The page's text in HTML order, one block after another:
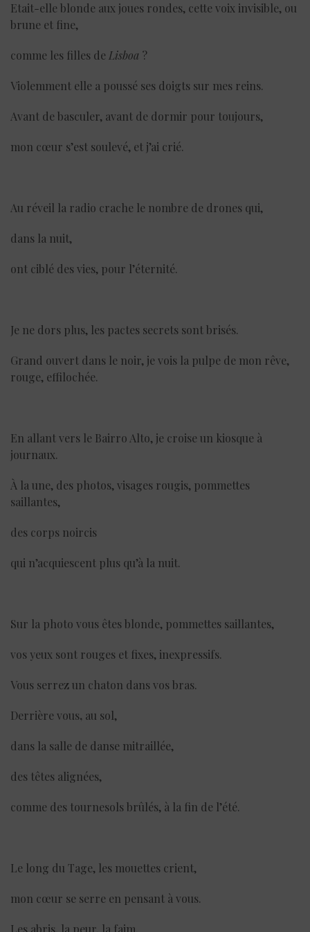
Etait-elle blonde aux joues rondes, cette voix invisible, ou
brune et fine,
comme les filles de Lisboa ?
Violemment elle a poussé ses doigts sur mes reins.
Avant de basculer, avant de dormir pour toujours,
mon cœur s’est soulevé, et j’ai crié.
Au réveil la radio crache le nombre de drones qui,
dans la nuit,
ont ciblé des vies, pour l’éternité.
Je ne dors plus, les pactes secrets sont brisés.
Grand ouvert dans le noir, je vois la pulpe de mon rêve,
rouge, effilochée.
En allant vers le Bairro Alto, je croise un kiosque à
journaux.
À la une, des photos, visages rougis, pommettes
saillantes,
des corps noircis
qui n’acquiescent plus qu’à la nuit.
Sur la photo vous êtes blonde, pommettes saillantes,
vos yeux sont rouges et fixes, inexpressifs.
Vous serrez un chaton dans vos bras.
Derrière vous, au sol,
dans la salle de danse mitraillée,
des têtes alignées,
comme des tournesols brûlés, à la fin de l’été.
Le long du Tage, les mouettes crient,
mon cœur se serre en pensant à vous.
Les abris, la peur, la faim.